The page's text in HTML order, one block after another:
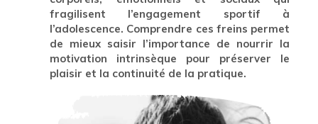
fragilisent l’engagement sportif à
l’adolescence. Comprendre ces freins permet
de mieux saisir l’importance de nourrir la
motivation intrinsèque pour préserver le
plaisir et la continuité de la pratique.